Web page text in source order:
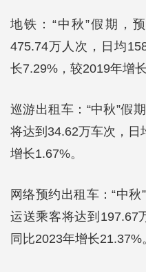
地铁：“中秋”假期，
475.74万人次，日均
长7.29%，较2019年增
巡游出租车：“中秋”假
将达到34.62万车次，日
增长1.67%。
网络预约出租车：“中
运送乘客将达到197.67
同比2023年增长21.37%